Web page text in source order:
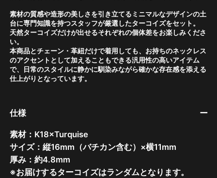
素材の質感や造形の美しさを引き立てるミニマルなデザインの土
台に専門知識を持つスタッフが厳選したターコイズをセット。
天然ターコイズだけが出せるそれぞれの個体差をお楽しみくださ
い。
本商品とチェーン・革紐だけで着用しても、お持ちのネックレス
のアクセントとして加えることもできる汎用性の高いアイテム
で、日常のスタイルに静かに馴染みながら確かな存在感を添える
仕上がりとなっています。
仕様
素材：K18×Turquise
サイズ：縦16mm（バチカン含む）×横11mm
厚み：約4.8mm
※お届けするターコイズはランダムとなります。